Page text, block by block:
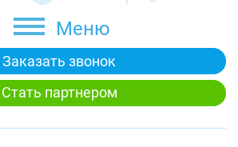
Меню
Заказать звонок
Стать партнером